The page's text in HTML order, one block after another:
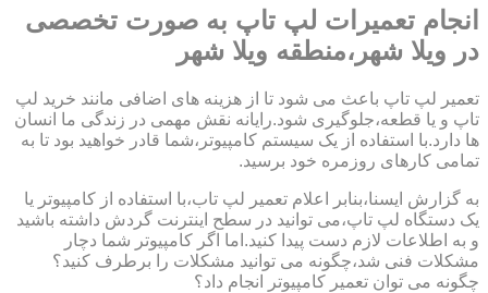
انجام تعمیرات لپ تاپ به صورت تخصصی
در ویلا شهر،منطقه ویلا شهر
تعمیر لپ تاپ باعث می شود تا از هزینه های اضافی مانند خرید لپ
تاپ و یا قطعه،جلوگیری شود.رایانه نقش مهمی در زندگی ما انسان
ها دارد.با استفاده از یک سیستم کامپیوتر،شما قادر خواهید بود تا به
تمامی کارهای روزمره خود برسید.
به گزارش ایسنا،بنابر اعلام تعمیر لپ تاب،با استفاده از کامپیوتر یا
یک دستگاه لپ تاپ،می توانید در سطح اینترنت گردش داشته باشید
و به اطلاعات لازم دست پیدا کنید.اما اگر کامپیوتر شما دچار
مشکلات فنی شد،چگونه می توانید مشکلات را برطرف کنید؟
چگونه می توان تعمیر کامپیوتر انجام داد؟